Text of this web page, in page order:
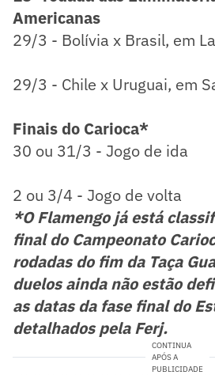
Americanas
29/3 - Bolívia x Brasil, em
29/3 - Chile x Uruguai, em
Finais do Carioca*
30 ou 31/3 - Jogo de ida
2 ou 3/4 - Jogo de volta
*O Flamengo já está
final do Campeonato
rodadas do fim da Taça
duelos ainda não estão
as datas da fase final do
detalhados pela Ferj.
CONTINUA
APÓS A
PUBLICIDADE